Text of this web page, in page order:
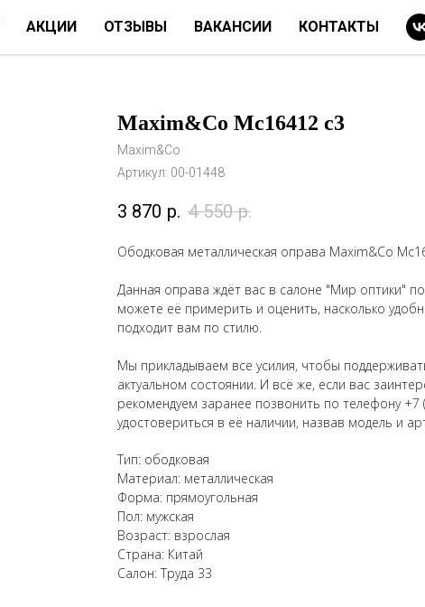
АКЦИИ ОТЗЫВЫ ВАКАНСИИ КОНТАКТЫ
Maxim&Co Mc16412 c3
Maxim&Co
Артикул: 00-01448
3 870 р. 4 550 р.
Ободковая металлическая оправа Maxim&Co
Данная оправа ждёт вас в салоне "Мир оптики"
можете её примерить и оценить, насколько
подходит вам по стилю.
Мы прикладываем все усилия, чтобы
актуальном состоянии. И всё же, если вас
рекомендуем заранее позвонить по телефону +7
удостовериться в её наличии, назвав модель и
Тип: ободковая
Материал: металлическая
Форма: прямоугольная
Пол: мужская
Возраст: взрослая
Страна: Китай
Салон: Труда 33